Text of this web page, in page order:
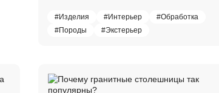
#Изделия #Интерьер
#Обработка
#Породы
#Экстерьер